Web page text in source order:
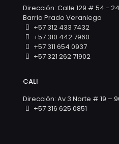
Dirección: Calle 129 # 54 - 24
Barrio Prado Veraniego
+57 312 433 7432
+57 310 442 7960
+57 311 654 0937
+57 321 262 71902
CALI
Dirección: Av 3 Norte # 19 –
+57 316 625 0851